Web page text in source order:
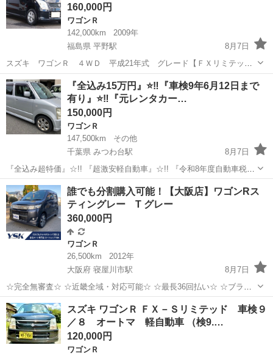
160,000円
ワゴンＲ
142,000km
2009年
福島県 平野駅
8月7日
スズキ ワゴンＲ ４ＷＤ 平成21年式 グレード【ＦＸリミテッ
ド ４ＷＤ】クロ（ＺＪ３） 車検令和１０年１月まで！！ 走行距離は
14.2万ｋｍ、走行距離管理システム通過済みの実走行です。 タイミン
グチェーンを採用してい...
福島 福島市 平野駅 ワゴンＲ ワゴンR
『全込み15万円』⭐️‼️『車検9年6月12日まで
有り』⭐️‼️『元レンタカー…
150,000円
ワゴンＲ
147,500km
その他
千葉県 みつわ台駅
8月7日
『全込み超特価』☆!! 『超激安軽自動車』☆!! 『令和8年度自動車税
も、リサイクル料も、全てコミコミ』☆!! 『諸費用0円』☆!! お手頃価
格の軽自動車☆小回り効いて乗りやすく普段の足代わりに最適です♪
...
千葉 千葉市 みつわ台駅 ワゴンＲ 車両
誰でも分割購入可能！【大阪店】ワゴンRス
ティングレー T グレー
360,000円
ワゴンＲ
26,500km
2012年
大阪府 寝屋川市駅
8月7日
☆完全無審査☆ ☆近畿全域・対応可能☆ ☆最長36回払い☆ ☆ブラッ
クOK☆ ☆保証人・保証会社不要☆ ☆頭金・初期費用不要☆ ☆在籍確
認不要☆ ☆収入証明書不要☆ ●車両情報● 車種：...
大阪 寝屋川市 寝屋川市駅
スズキ ワゴンＲ ＦＸ－Ｓリミテッド 車検９
／８ オートマ 軽自動車 （検9.…
120,000円
ワゴンＲ